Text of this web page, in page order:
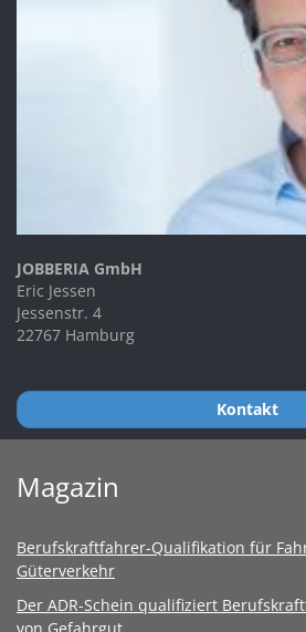
JOBBERIA GmbH
Eric Jessen
Jessenstr. 4
22767 Hamburg
Kontakt
Magazin
Berufskraftfahrer-Qualifikation für
Güterverkehr
Der ADR-Schein qualifiziert